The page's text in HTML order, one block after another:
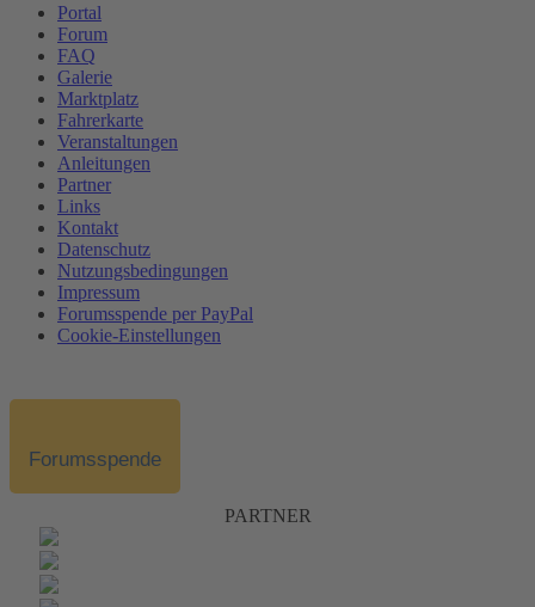
Portal
Forum
FAQ
Galerie
Marktplatz
Fahrerkarte
Veranstaltungen
Anleitungen
Partner
Links
Kontakt
Datenschutz
Nutzungsbedingungen
Impressum
Forumsspende per PayPal
Cookie-Einstellungen
Forumsspende
PARTNER